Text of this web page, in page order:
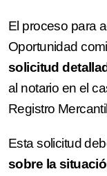
El proceso para
Oportunidad
solicitud
al notario en el
Registro
Esta solicitud
sobre la